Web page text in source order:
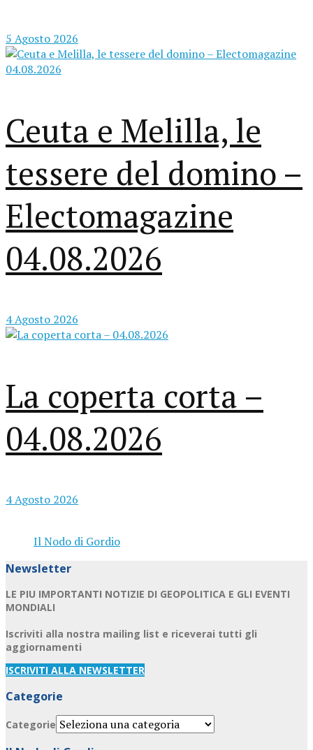
5 Agosto 2026
Ceuta e Melilla, le
tessere del domino –
Electomagazine
04.08.2026
4 Agosto 2026
La coperta corta –
04.08.2026
4 Agosto 2026
Il Nodo di Gordio
Newsletter
LE PIU IMPORTANTI NOTIZIE DI GEOPOLITICA E GLI EVENTI
MONDIALI
Iscriviti alla nostra mailing list e riceverai tutti gli
aggiornamenti
ISCRIVITI ALLA NEWSLETTER
Categorie
Categorie